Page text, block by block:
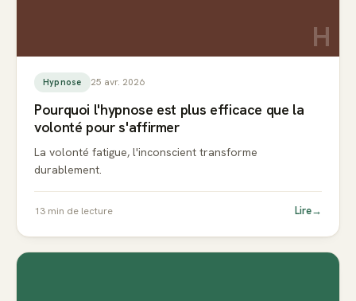
H
Hypnose 25 avr. 2026
Pourquoi l'hypnose est plus efficace que la
volonté pour s'affirmer
La volonté fatigue, l'inconscient transforme
durablement.
13 min de lecture Lire→